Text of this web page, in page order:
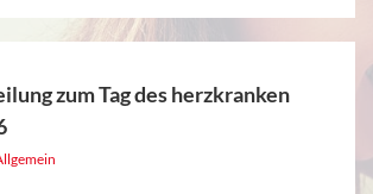
zum Tag des herzkranken